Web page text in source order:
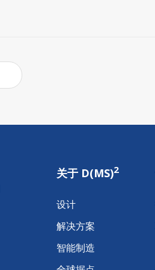
关于 D(MS)2
设计
解决方案
智能制造